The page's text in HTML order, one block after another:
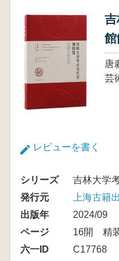
吉
芸
レビューを書く
シリーズ
吉林大学
発行元
上海古籍
出版年
2024/09
ページ
16開 精
六一ID
C17768